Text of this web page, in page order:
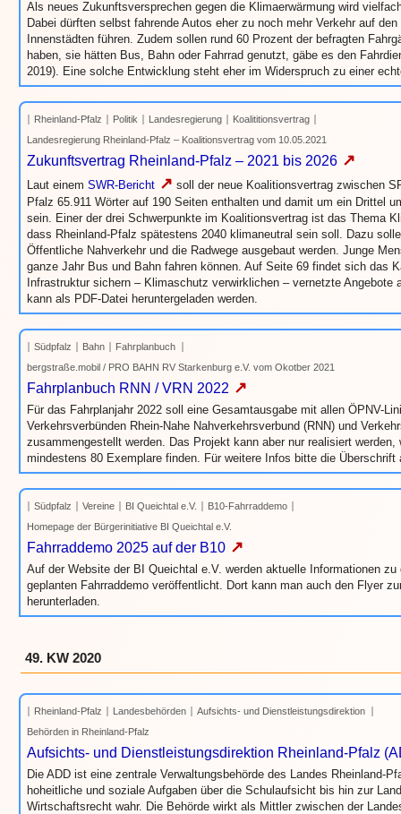
Als neues Zukunftsversprechen gegen die Klimaerwärmung wird
Dabei dürften selbst fahrende Autos eher zu noch mehr Verkehr auf
Innenstädten führen. Zudem sollen rund 60 Prozent der befragten
haben, sie hätten Bus, Bahn oder Fahrrad genutzt, gäbe es den
2019). Eine solche Entwicklung steht eher im Widerspruch zu einer
Rheinland-Pfalz Politik Landesregierung
Koalititionsvertrag
Landesregierung Rheinland-Pfalz – Koalitionsvertrag vom 10.05.2021
Zukunftsvertrag Rheinland-Pfalz – 2021 bis 2026 ↗
Laut einem SWR-Bericht ↗ soll der neue Koalitionsvertrag zwischen
Pfalz 65.911 Wörter auf 190 Seiten enthalten und damit um ein Drittel
sein. Einer der drei Schwerpunkte im Koalitionsvertrag ist das Thema
dass Rheinland-Pfalz spätestens 2040 klimaneutral sein soll. Dazu
Öffentliche Nahverkehr und die Radwege ausgebaut werden. Junge
ganze Jahr Bus und Bahn fahren können. Auf Seite 69 findet sich das
Infrastruktur sichern – Klimaschutz verwirklichen – vernetzte Angebote
kann als PDF-Datei heruntergeladen werden.
Südpfalz Bahn
Fahrplanbuch
bergstraße.mobil / PRO BAHN RV Starkenburg e.V. vom Okotber 2021
Fahrplanbuch RNN / VRN 2022 ↗
Für das Fahrplanjahr 2022 soll eine Gesamtausgabe mit allen ÖPNV-
Verkehrsverbünden Rhein-Nahe Nahverkehrsverbund (RNN) und
zusammengestellt werden. Das Projekt kann aber nur realisiert werden,
mindestens 80 Exemplare finden. Für weitere Infos bitte die Überschrift
Südpfalz Vereine BI Queichtal e.V.
B10-Fahrraddemo
Homepage der Bürgerinitiative BI Queichtal e.V.
Fahrraddemo 2025 auf der B10 ↗
Auf der Website der BI Queichtal e.V. werden aktuelle Informationen
geplanten Fahrraddemo veröffentlicht. Dort kann man auch den Flyer
herunterladen.
49. KW 2020
Rheinland-Pfalz Landesbehörden
Aufsichts- und Dienstleistungsdirektion
Behörden in Rheinland-Pfalz
Aufsichts- und Dienstleistungsdirektion Rheinland-Pfalz
Die ADD ist eine zentrale Verwaltungsbehörde des Landes Rheinland-
hoheitliche und soziale Aufgaben über die Schulaufsicht bis hin zur
Wirtschaftsrecht wahr. Die Behörde wirkt als Mittler zwischen der